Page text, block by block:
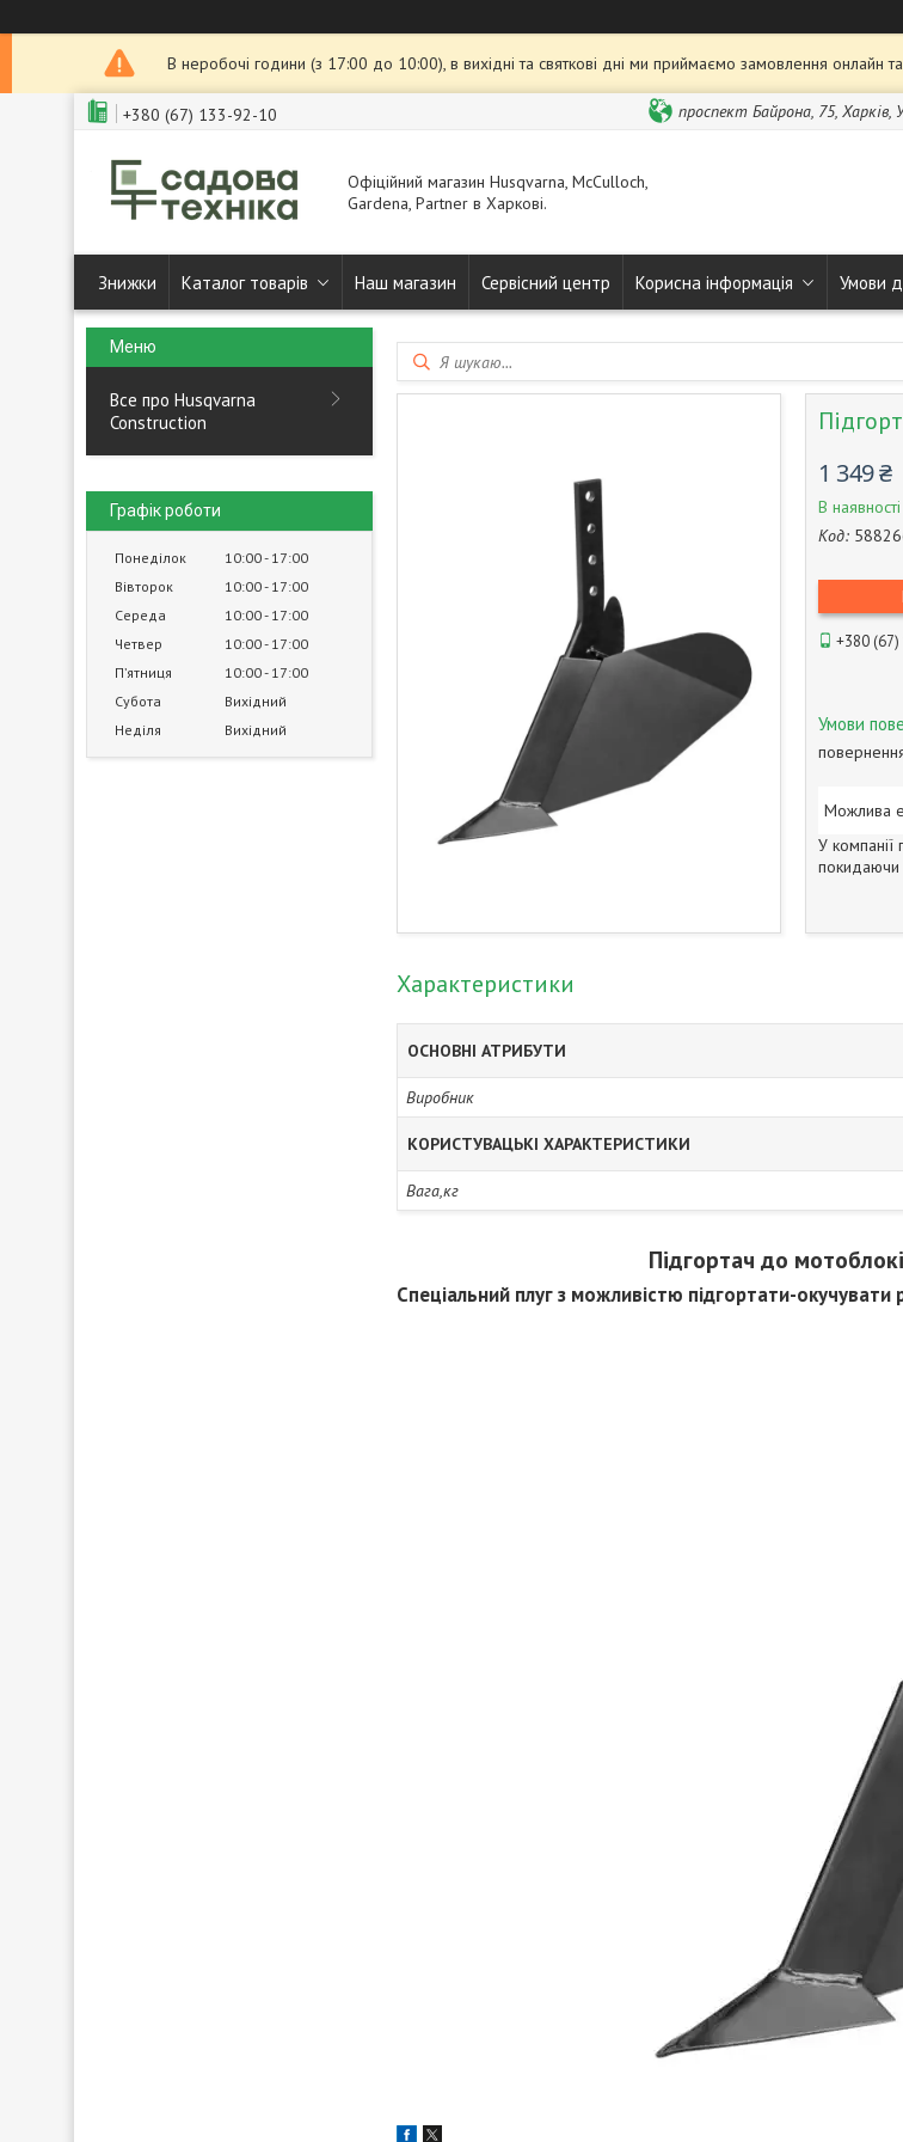
В неробочі години (з 17:00 до 10:00), в вихідні та святкові дні ми приймаємо замовлення
+380 (67) 133-92-10 проспект Байрона, 75, Харків,
Офіційний магазин Husqvarna, McCulloch,
Gardena, Partner в Харкові.
Знижки Каталог товарів Наш магазин Сервісний центр Корисна інформація Умови
Все про Husqvarna
Construction
Графік роботи
Понеділок 10:00 17:00
Вівторок
10:00 17:00
Середа
10:00 17:00
Четвер
10:00 17:00
Пʼятниця
10:00 17:00
Субота
Вихідний
Неділя
Вихідний
1 349 ₴
В наявності
Код:
+380
У компанії
покидаючи
Характеристики
ОСНОВНІ АТРИБУТИ
Виробник
КОРИСТУВАЦЬКІ ХАРАКТЕРИСТИКИ
Вага,кг
Підгортач до
Спеціальний плуг з можливістю підгортати-окучувати